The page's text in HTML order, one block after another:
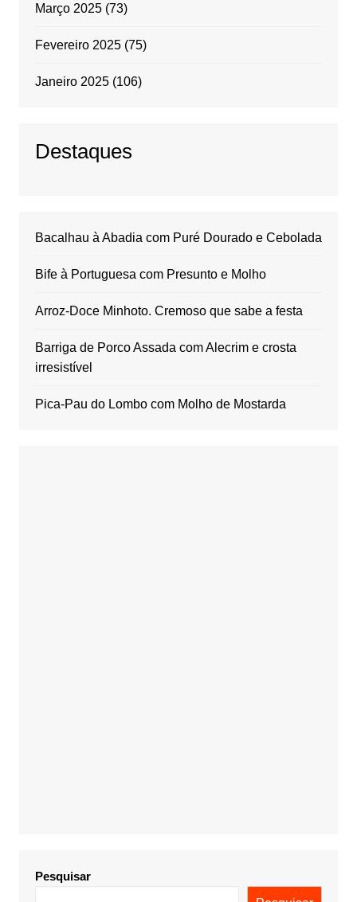
Março 2025(73)
Fevereiro 2025(75)
Janeiro 2025(106)
Destaques
Bacalhau à Abadia com Puré Dourado e Cebolada
Bife à Portuguesa com Presunto e Molho
Arroz-Doce Minhoto. Cremoso que sabe a festa
Barriga de Porco Assada com Alecrim e crosta
irresistível
Pica-Pau do Lombo com Molho de Mostarda
Pesquisar